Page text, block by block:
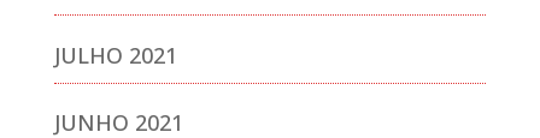
JULHO 2021
JUNHO 2021